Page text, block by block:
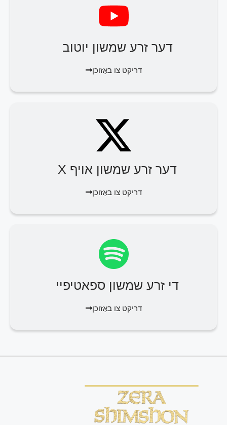
דער זרע שמשון יוטוב
דריקט צו באַזוכן
דער זרע שמשון אויף X
דריקט צו באַזוכן
די זרע שמשון ספאטיפיי
דריקט צו באַזוכן